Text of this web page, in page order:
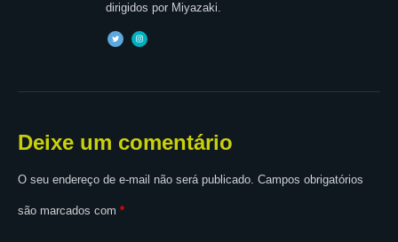
dirigidos por Miyazaki.
Deixe um comentário
O seu endereço de e-mail não será publicado. Campos obrigatórios
são marcados com *